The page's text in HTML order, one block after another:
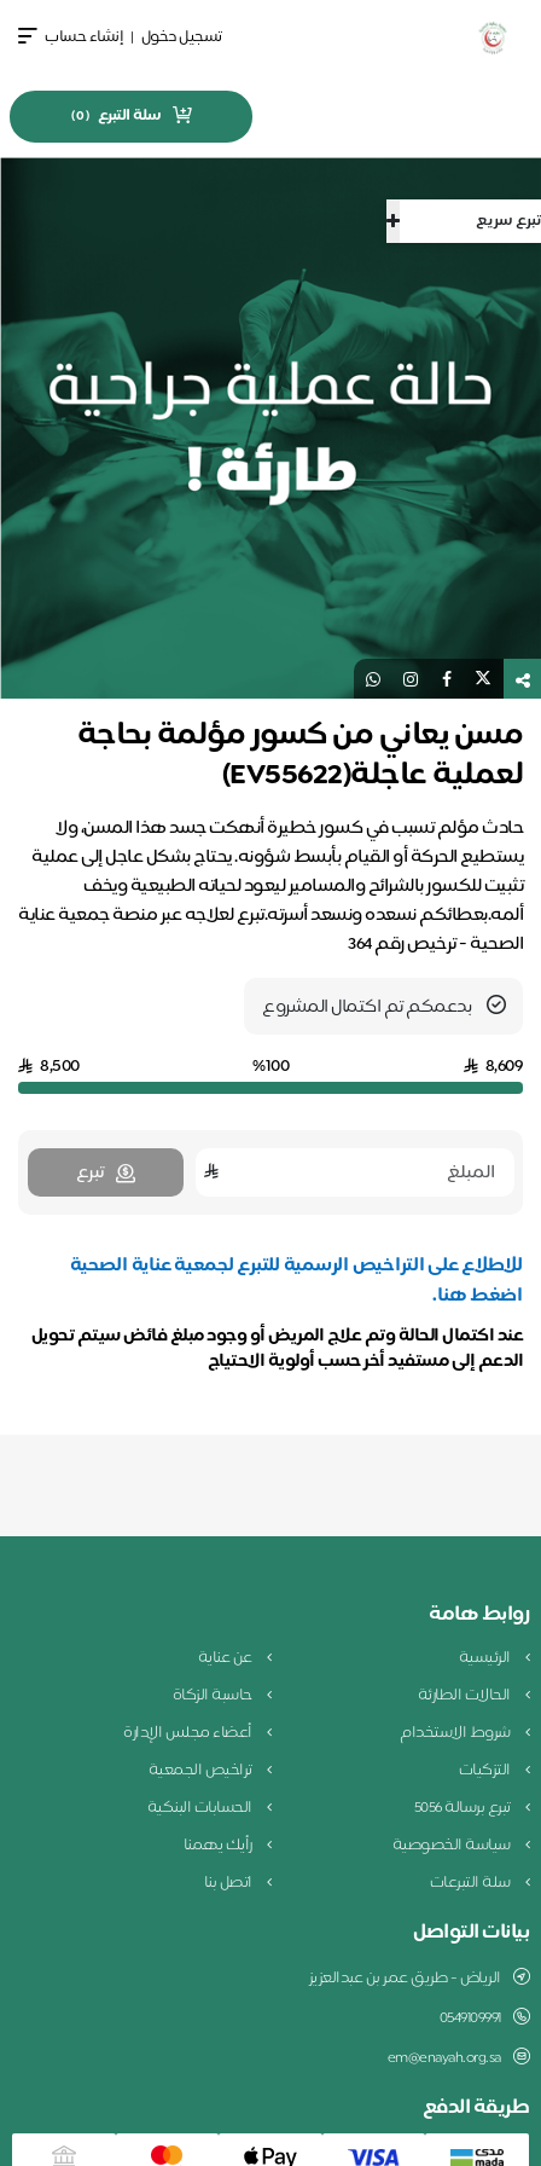
تبرع سريع
تسجيل دخول | إنشاء حساب
سلة التبرع (
0
)
مسن يعاني من كسور مؤلمة بحاجة
لعملية عاجلة(EV55622)
حادث مؤلم تسبب في كسور خطيرة أنهكت جسد هذا المسن، ولا
يستطيع الحركة أو القيام بأبسط شؤونه. يحتاج بشكل عاجل إلى عملية
تثبيت للكسور بالشرائح والمسامير ليعود لحياته الطبيعية ويخف
ألمه.بعطائكم نسعده ونسعد أسرته.تبرع لعلاجه عبر منصة جمعية عناية
الصحية - ترخيص رقم 364
بدعمكم تم اكتمال المشروع
8,609
%100
8,500
تبرع
للاطلاع على التراخيص الرسمية للتبرع لجمعية عناية الصحية
اضغط هنا.
عند اكتمال الحالة وتم علاج المريض أو وجود مبلغ فائض سيتم تحويل
الدعم إلى مستفيد أخر حسب أولوية الاحتياج
روابط هامة
الرئيسية
عن عناية
الحالات الطارئة
حاسبة الزكاة
شروط الاستخدام
أعضاء مجلس الإدارة
التزكيات
تراخيص الجمعية
تبرع برسالة 5056
الحسابات البنكية
سياسة الخصوصية
رأيك يهمنا
سلة التبرعات
اتصل بنا
بيانات التواصل
الرياض - طريق عمر بن عبدالعزيز
0549109991
em@enayah.org.sa
طريقة الدفع